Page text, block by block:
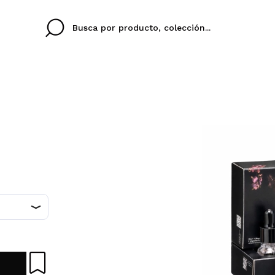
Al crear una cuenta
rápidamente, revisar
IDIOMA ENGLISH
colori